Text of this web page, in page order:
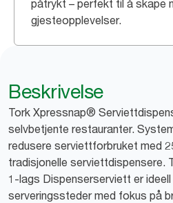
påtrykt – perfekt til å skape
gjesteopplevelser.
Beskrivelse
Tork Xpressnap®
selvbetjente restauranter.
redusere serviettforbruket med
tradisjonelle serviettdispensere.
1-lags Dispenserserviett er
serveringssteder med fokus på